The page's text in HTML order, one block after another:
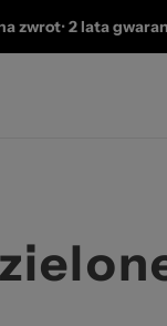
zwrot•2 lata